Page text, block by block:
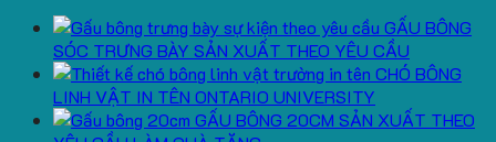
GẤU BÔNG
SÓC TRƯNG BÀY SẢN XUẤT THEO YÊU CẦU
CHÓ BÔNG
LINH VẬT IN TÊN ONTARIO UNIVERSITY
GẤU BÔNG 20CM SẢN XUẤT THEO